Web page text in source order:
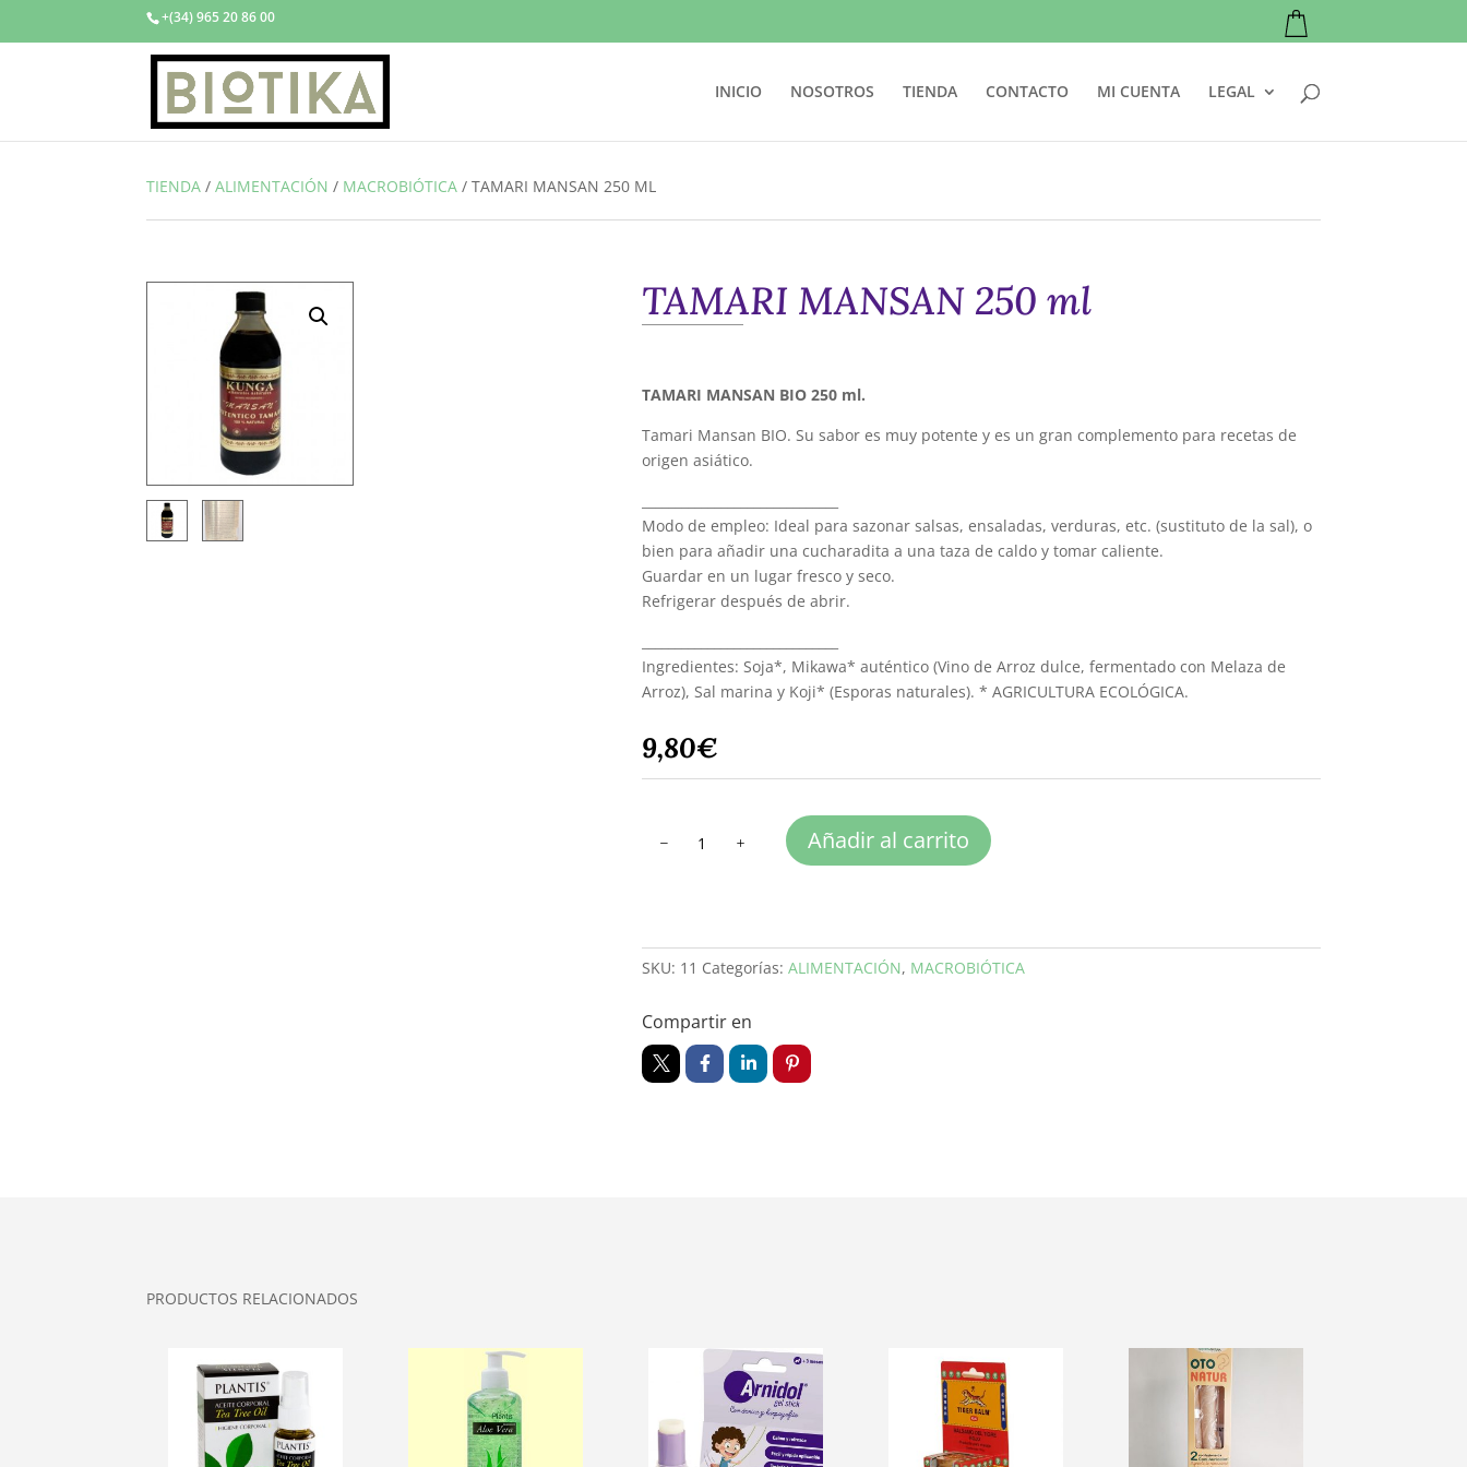
+(34) 965 20 86 00
INICIO NOSOTROS TIENDA CONTACTO MI CUENTA LEGAL
TIENDA /ALIMENTACIÓN / MACROBIÓTICA /TAMARI MANSAN 250 ML
TAMARI MANSAN 250 ml
TAMARI MANSAN BIO 250 ml.
Tamari Mansan BIO. Su sabor es muy potente y es un gran complemento para recetas de
origen asiático.
Modo de empleo: Ideal para sazonar salsas, ensaladas, verduras, etc. (sustituto de la sal), o
bien para añadir una cucharadita a una taza de caldo y tomar caliente.
Guardar en un lugar fresco y seco.
Refrigerar después de abrir.
Ingredientes: Soja*, Mikawa* auténtico (Vino de Arroz dulce, fermentado con Melaza de
Arroz), Sal marina y Koji* (Esporas naturales). * AGRICULTURA ECOLÓGICA.
9,80€
MANSAN
Añadir al carrito
SKU: 11 Categorías: ALIMENTACIÓN, MACROBIÓTICA
Compartir en
PRODUCTOS RELACIONADOS